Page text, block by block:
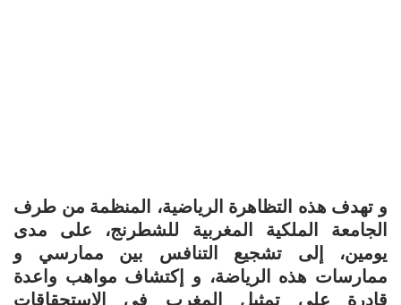
و تهدف هذه التظاهرة الرياضية، المنظمة من طرف
الجامعة الملكية المغربية للشطرنج، على مدى
يومين، إلى تشجيع التنافس بين ممارسي و
ممارسات هذه الرياضة، و إكتشاف مواهب واعدة
قادرة على تمثيل المغرب في الإستحقاقات